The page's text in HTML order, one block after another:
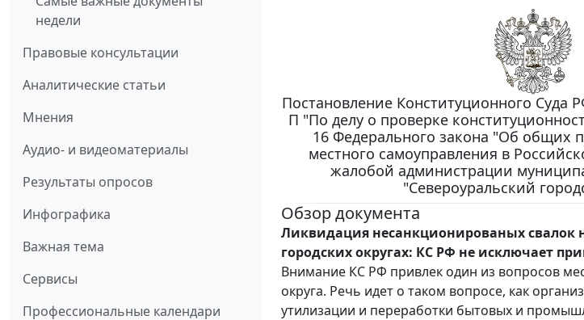
недели
Правовые консультации
Аналитические статьи
Мнения
Аудио- и видеоматериалы
Результаты опросов
Инфографика
Важная тема
Сервисы
Профессиональные календари
Постановление Конституционного Суда
П "По делу о проверке
16 Федерального закона "Об общих
местного самоуправления в
жалобой администрации
"Североуральский
Обзор документа
Ликвидация несанкционированых свалок
городских округах: КС РФ не исключает
Внимание КС РФ привлек один из вопросов
округа. Речь идет о таком вопросе, как
утилизации и переработки бытовых и